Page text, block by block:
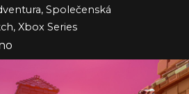
Společenská
Xbox Series